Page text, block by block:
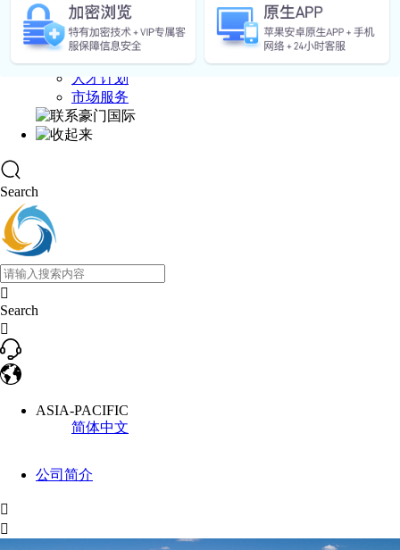
联系豪门国际
人才计划
市场服务
Search

Search

ASIA-PACIFIC
简体中文
公司简介

